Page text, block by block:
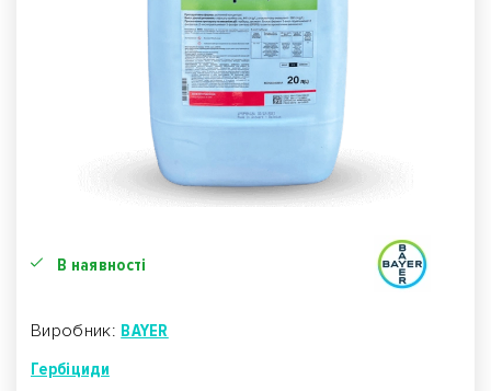
В наявності
Виробник: BAYER
Гербіциди